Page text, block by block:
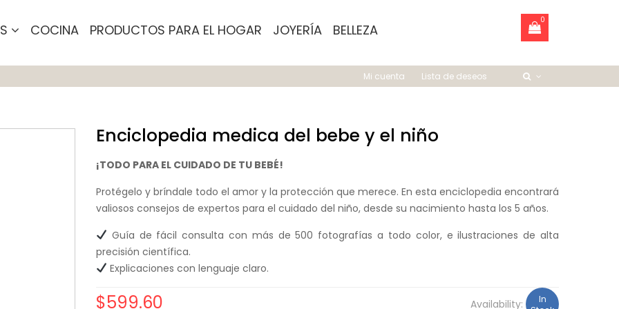
COCINA PRODUCTOS PARA EL HOGAR JOYERÍA BELLEZA
0
Mi cuenta Lista de deseos
Enciclopedia medica del bebe y el niño
¡TODO PARA EL CUIDADO DE TU BEBÉ!
Protégelo y bríndale todo el amor y la protección que merece. En esta enciclopedia encontrará
valiosos consejos de expertos para el cuidado del niño, desde su nacimiento hasta los 5 años.
Guía de fácil consulta con más de 500 fotografías a todo color, e ilustraciones de alta
precisión científica.
Explicaciones con lenguaje claro.
$599.60 Availability:
In